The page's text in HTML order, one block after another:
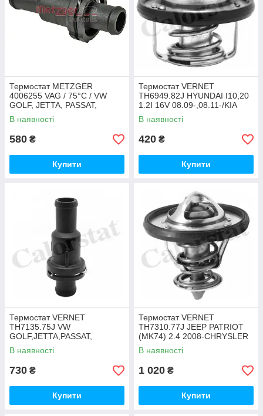
Термостат METZGER
4006255 VAG / 75°C / VW
GOLF, JETTA, PASSAT,
TOURAN 1.4TSI/FSI 05-10
В наявності
580 ₴
Купити
Термостат VERNET
TH6949.82J HYUNDAI I10,20
1.2I 16V 08.09-,08.11-/KIA
CEE`D,VENGA 1.4I 16V
06.12-,10.02-
В наявності
420 ₴
Купити
Термостат VERNET
TH7135.75J VW
GOLF,JETTA,PASSAT,
TOURAN 1.4TSI/FSI 05-10
В наявності
730 ₴
Купити
Термостат VERNET
TH7310.77J JEEP PATRIOT
(MK74) 2.4 2008-CHRYSLER
SEBRING
В наявності
1 020 ₴
Купити